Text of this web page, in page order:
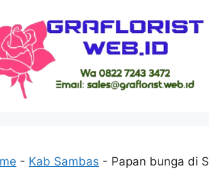
- Kab Sambas - Papan bunga di